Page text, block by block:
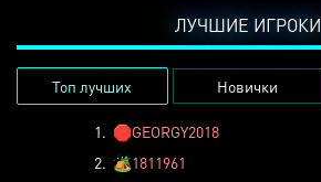
ЛУЧШИЕ ИГРОКИ
Топ лучших Новички
1. 🛑GEORGY2018
2. 🏕️1811961